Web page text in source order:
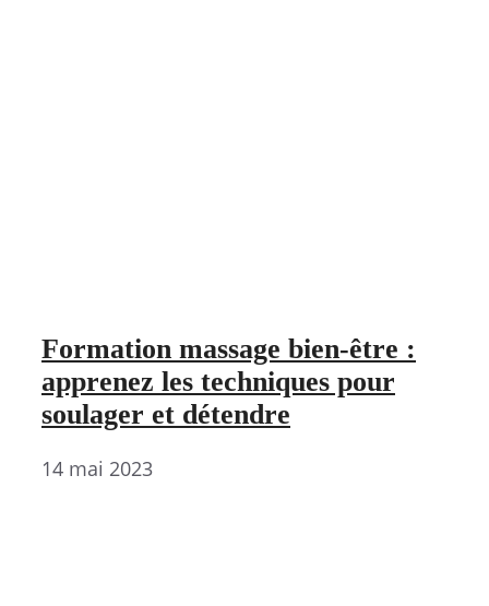
Formation massage bien-être :
apprenez les techniques pour
soulager et détendre
14 mai 2023